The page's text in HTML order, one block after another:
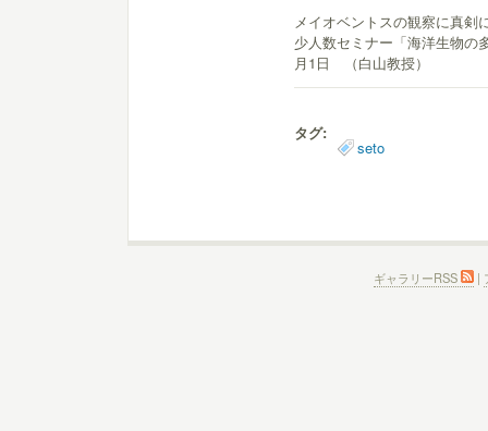
メイオベントスの観察に真剣
少人数セミナー「海洋生物
月1日 （白山教授）
タグ:
seto
ギャラリーRSS |